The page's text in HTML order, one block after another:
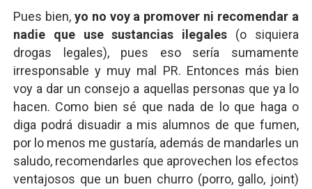
Pues bien, yo no voy a promover ni recomendar a
nadie que use sustancias ilegales (o siquiera
drogas legales), pues eso sería sumamente
irresponsable y muy mal PR. Entonces más bien
voy a dar un consejo a aquellas personas que ya lo
hacen. Como bien sé que nada de lo que haga o
diga podrá disuadir a mis alumnos de que fumen,
por lo menos me gustaría, además de mandarles un
saludo, recomendarles que aprovechen los efectos
ventajosos que un buen churro (porro, gallo, joint)